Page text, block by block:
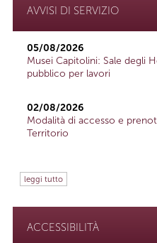
AVVISI DI SERVIZIO
05/08/2026
Musei Capitolini: Sale degli
pubblico per lavori
02/08/2026
Modalità di accesso e
Territorio
leggi tutto
ACCESSIBILITÀ